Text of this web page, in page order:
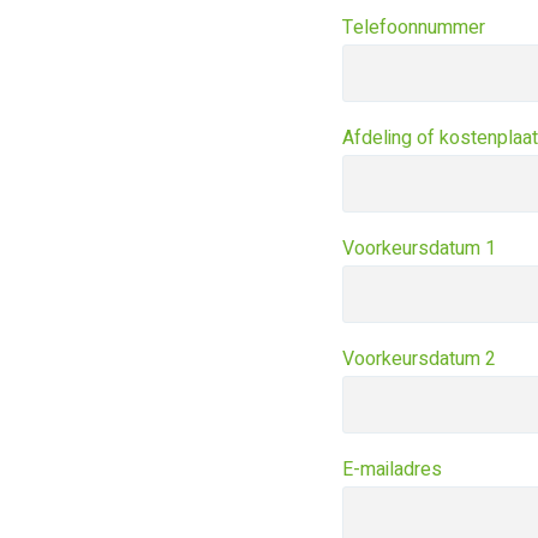
Telefoonnummer
Afdeling of
Voorkeursdatum 1
Voorkeursdatum 2
E-mailadres